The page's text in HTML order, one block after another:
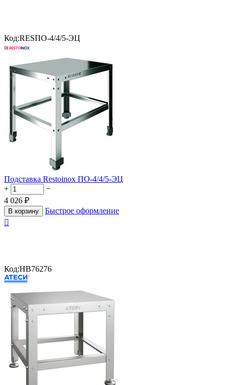
Код:RESПО-4/4/5-ЭЦ
Подставка Restoinox ПО-4/4/5-ЭЦ
+
−
4 026 ₽
В корзину
Быстрое оформление

Код:HB76276